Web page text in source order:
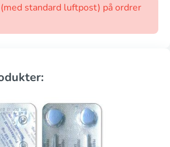
standard luftpost) på ordrer